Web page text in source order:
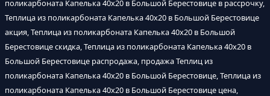
поликарбоната Капелька 40х20 в Большой Берестовице в рассрочку,
Теплица из поликарбоната Капелька 40х20 в Большой Берестовице
акция, Теплица из поликарбоната Капелька 40х20 в Большой
Берестовице скидка, Теплица из поликарбоната Капелька 40х20 в
Большой Берестовице распродажа, продажа Теплиц из
поликарбоната Капелька 40х20 в Большой Берестовице, Теплица из
поликарбоната Капелька 40х20 в Большой Берестовице цена,